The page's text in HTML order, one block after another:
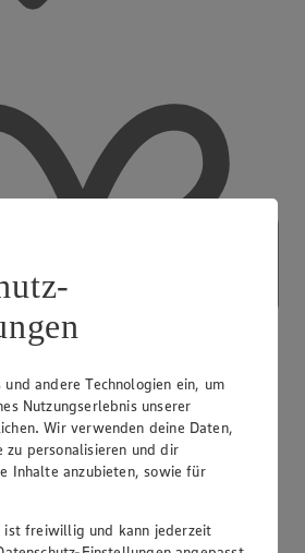
und andere Technologien ein, um
Nutzungserlebnis unserer
Wir verwenden deine Daten,
zu personalisieren und dir
Inhalte anzubieten, sowie für
ist freiwillig und kann jederzeit